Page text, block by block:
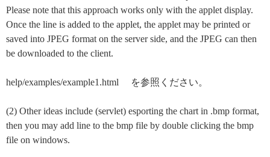
Please note that this approach works only with the applet display.
Once the line is added to the applet, the applet may be printed or
saved into JPEG format on the server side, and the JPEG can then
be downloaded to the client.
help/examples/example1.html を参照ください。
(2) Other ideas include (servlet) esporting the chart in .bmp format,
then you may add line to the bmp file by double clicking the bmp
file on windows.